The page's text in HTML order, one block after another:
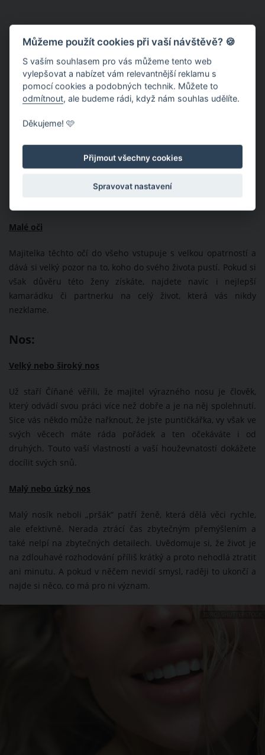
Malé oči
Majitelka těchto očí do všeho vstupuje s velkou opatrností a
dává si velký pozor na to, koho do svého života pustí. Pokud si
však důvěru této ženy získáte, najdete navíc i nejlepší
kamarádku či partnerku na celý život, která vás nikdy
nezklame.
Nos:
Velký nebo široký nos
Už staří Číňané věřili, že majitel výrazného nosu je člověk,
který odvádí svou práci více než dobře a je na něj spolehnutí.
Sice vás někdo může nařknout, že jste puntičkářka, vy však ve
svých věcech máte ráda pořádek a ten očekáváte i od
druhých. Touto vaší vlastností a vaší houževnatostí dokážete
docílit svých snů.
Malý nebo úzký nos
Malý nosík neboli „pršák“ patří ženě, která dělá věci rychle,
ale efektivně. Nerada ztrácí čas zbytečným přemýšlením a
také nelpí na zbytečných detailech. Uvědomuje si, že život je
na zdlouhavé rozhodování příliš krátký a proto nehodlá ztratit
ani minutu. A pokud v něčem nevidí smysl, raději to ukončí a
najde si něco, co má pro ni význam.
Můžeme použít cookies při vaší návštěvě? 🍪
S vaším souhlasem pro vás můžeme tento web
vylepšovat a nabízet vám relevantnější reklamu s
pomocí cookies a podobných technik. Můžete to
odmítnout, ale budeme rádi, když nám souhlas udělíte.
Děkujeme! 🩷
Přijmout všechny cookies
Spravovat nastavení